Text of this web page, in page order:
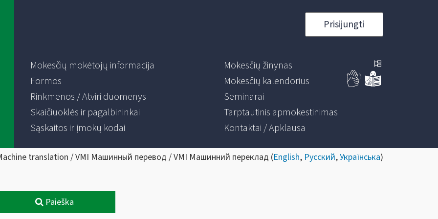
Prisijungti
Mokesčių mokėtojų informacija
Formos
Rinkmenos / Atviri duomenys
Skaičiuoklės ir pagalbininkai
Sąskaitos ir įmokų kodai
Mokesčių žinynas
Mokesčių kalendorius
Seminarai
Tarptautinis apmokestinimas
Kontaktai / Apklausa
translation / VMI Машинный перевод / VMI Машинний переклад (English, Русский,Українська)
Paieška